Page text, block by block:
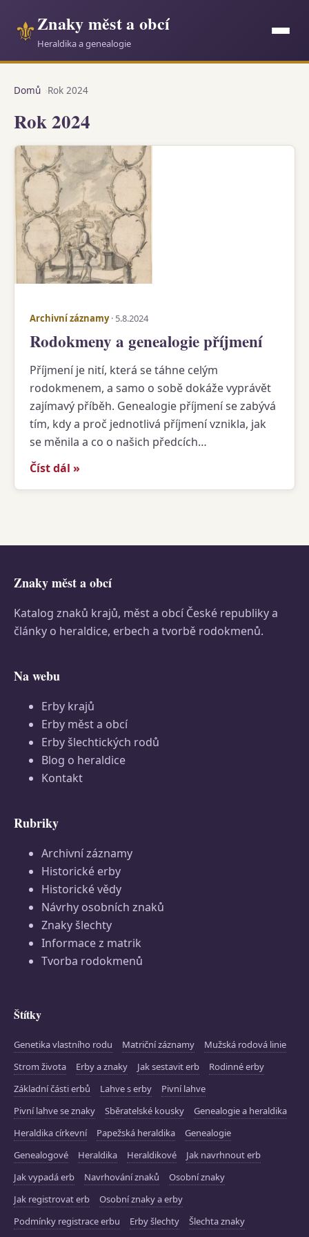
⚜Znaky měst a obcí
Heraldika a genealogie
Domů Rok 2024
Rok 2024
Archivní záznamy· 5.8.2024
Rodokmeny a genealogie příjmení
Příjmení je nití, která se táhne celým
rodokmenem, a samo o sobě dokáže vyprávět
zajímavý příběh. Genealogie příjmení se zabývá
tím, kdy a proč jednotlivá příjmení vznikla, jak
se měnila a co o našich předcích…
Číst dál »
Znaky měst a obcí
Katalog znaků krajů, měst a obcí České republiky a
články o heraldice, erbech a tvorbě rodokmenů.
Na webu
Erby krajů
Erby měst a obcí
Erby šlechtických rodů
Blog o heraldice
Kontakt
Rubriky
Archivní záznamy
Historické erby
Historické vědy
Návrhy osobních znaků
Znaky šlechty
Informace z matrik
Tvorba rodokmenů
Štítky
Genetika vlastního rodu Matriční záznamy
Mužská rodová linie
Strom života
Erby a znaky Jak sestavit erb
Rodinné erby
Základní části erbů
Lahve s erby
Pivní lahve
Pivní lahve se znaky
Sběratelské kousky
Genealogie a heraldika
Heraldika církevní
Papežská heraldika
Genealogie
Genealogové
Heraldika Heraldikové
Jak navrhnout erb
Jak vypadá erb
Navrhování znaků
Osobní znaky
Jak registrovat erb
Osobní znaky a erby
Podmínky registrace erbu
Erby šlechty Šlechta znaky